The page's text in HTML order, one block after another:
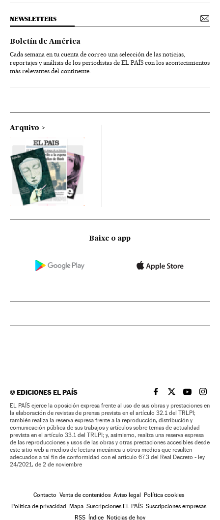
NEWSLETTERS
Boletín de América
Cada semana en tu cuenta de correo una selección de las noticias,
reportajes y análisis de los periodistas de EL PAÍS con los acontecimientos
más relevantes del continente.
Arquivo
Baixe o app
©EDICIONES EL PAÍS EL PAÍS BRASIL EN
EL PAÍSEL PAÍS
EL
EL PAÍS ejerce la oposición expresa frente al uso de sus obras y prestaciones en
la elaboración de revistas de prensa prevista en el artículo 32.1 del TRLPI;
también realiza la reserva expresa frente a la reproducción, distribución y
comunicación pública de sus trabajos y artículos sobre temas de actualidad
prevista en el artículo 33.1 del TRLPI; y, asimismo, realiza una reserva expresa
de las reproducciones y usos de las obras y otras prestaciones accesibles desde
este sitio web a medios de lectura mecánica u otros medios que resulten
adecuados a tal fin de conformidad con el artículo 67.3 del Real Decreto - ley
24/2021, de 2 de noviembre
Contacto Venta de contenidos Aviso legal
Política cookies
Política de privacidad
Mapa Suscripciones EL PAÍS Suscripciones empresas
RSS
Índice Noticias de hoy